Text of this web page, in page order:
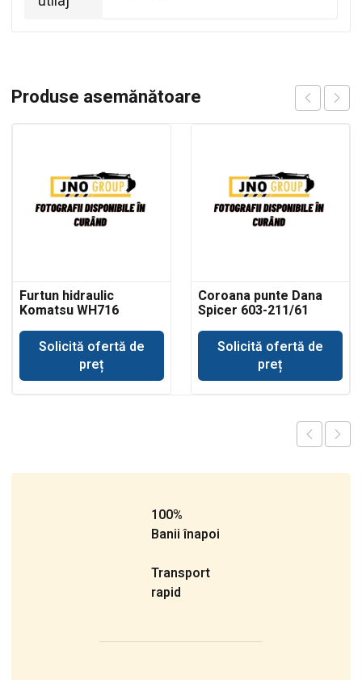
Produse asemănătoare
Furtun hidraulic
Komatsu WH716
Solicită ofertă de
preț
Coroana punte Dana
Spicer 603-211/61
Solicită ofertă de
preț
100%
Banii înapoi
Transport
rapid